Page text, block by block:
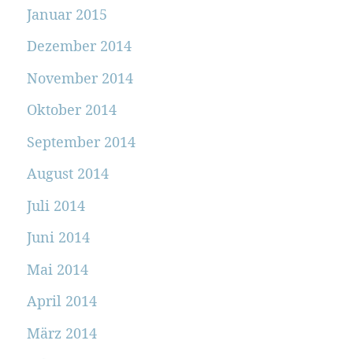
Januar 2015
Dezember 2014
November 2014
Oktober 2014
September 2014
August 2014
Juli 2014
Juni 2014
Mai 2014
April 2014
März 2014